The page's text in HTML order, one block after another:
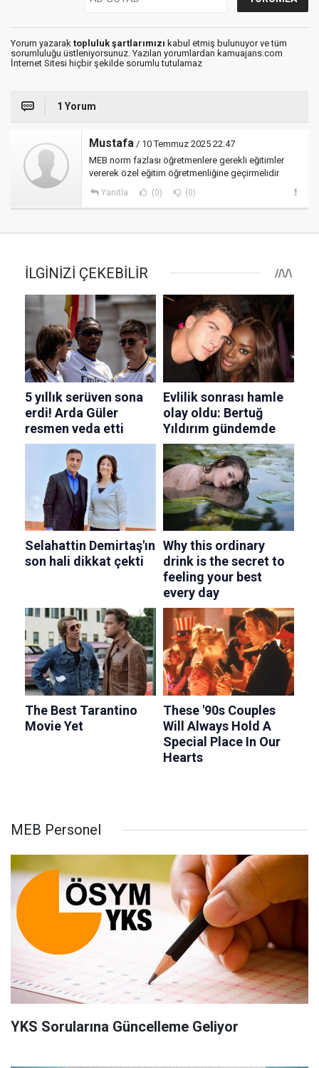
Yorum yazarak topluluk şartlarımızı kabul etmiş bulunuyor ve tüm
sorumluluğu üstleniyorsunuz. Yazılan yorumlardan kamuajans.com
İnternet Sitesi hiçbir şekilde sorumlu tutulamaz
1 Yorum
Mustafa / 10 Temmuz 2025 22:47
MEB norm fazlası öğretmenlere gerekli eğitimler
vererek özel eğitim öğretmenliğine geçirmelidir
Yanıtla (0) (0)
MEB Personel
YKS Sorularına Güncelleme Geliyor